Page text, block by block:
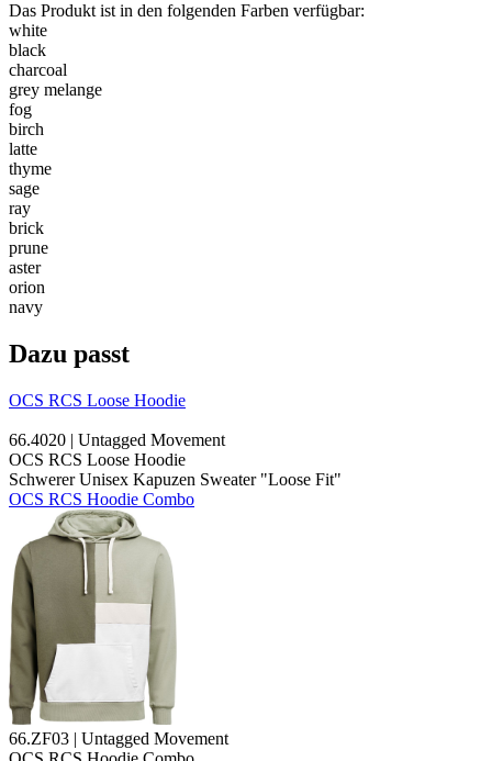
Das Produkt ist in den folgenden Farben verfügbar:
white
black
charcoal
grey melange
fog
birch
latte
thyme
sage
ray
brick
prune
aster
orion
navy
Dazu passt
OCS RCS Loose Hoodie
66.4020 | Untagged Movement
OCS RCS Loose Hoodie
Schwerer Unisex Kapuzen Sweater "Loose Fit"
OCS RCS Hoodie Combo
66.ZF03 | Untagged Movement